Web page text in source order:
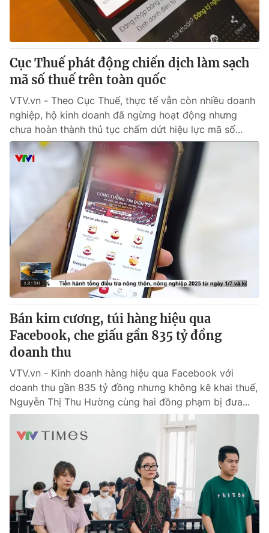
Cục Thuế phát động chiến dịch làm sạch
mã số thuế trên toàn quốc
VTV.vn - Theo Cục Thuế, thực tế vẫn còn nhiều doanh
nghiệp, hộ kinh doanh đã ngừng hoạt động nhưng
chưa hoàn thành thủ tục chấm dứt hiệu lực mã số...
Bán kim cương, túi hàng hiệu qua
Facebook, che giấu gần 835 tỷ đồng
doanh thu
VTV.vn - Kinh doanh hàng hiệu qua Facebook với
doanh thu gần 835 tỷ đồng nhưng không kê khai thuế,
Nguyễn Thị Thu Hường cùng hai đồng phạm bị đưa...